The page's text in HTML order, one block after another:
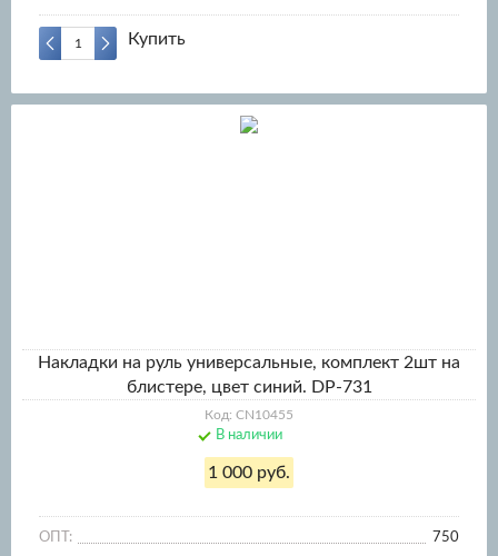
Купить
Накладки на руль универсальные, комплект 2шт на
блистере, цвет синий. DP-731
Код: CN10455
В наличии
1 000 руб.
ОПТ: 750